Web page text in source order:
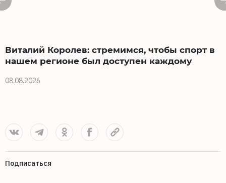
Виталий Королев: стремимся, чтобы спорт в
нашем регионе был доступен каждому
08.08.2026
Подписаться